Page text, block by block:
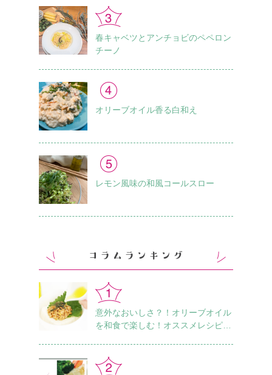
春キャベツとアンチョビのペペロン
チーノ
オリーブオイル香る白和え
レモン風味の和風コールスロー
意外なおいしさ？！オリーブオイル
を和食で楽しむ！オススメレシピ18